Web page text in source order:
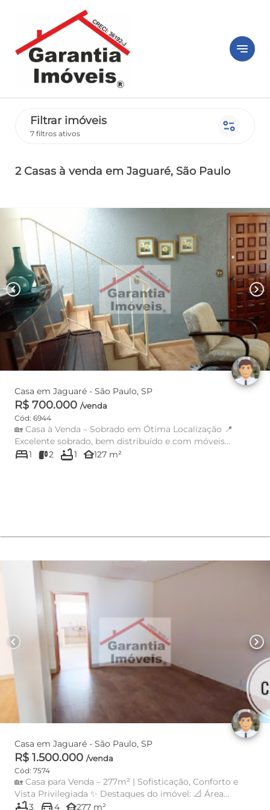
notes
Filtrar imóveis
7 filtros ativos page_info
2 Casas à venda em Jaguaré, São Paulo
chevron_left chevron_right
Casa em Jaguaré - São Paulo, SP
R$ 700.000 /venda
Cód: 6944
🏡 Casa à Venda – Sobrado em Ótima Localização 📍
Excelente sobrado, bem distribuído e com móveis
planejados: 🛏️ 1 s...
bed1 2 bathtub1 other_houses127 m²
chevron_left chevron_right
Casa em Jaguaré - São Paulo, SP
R$ 1.500.000 /venda
Cód: 7574
🏡 Casa para Venda – 277m² | Sofisticação, Conforto e
Vista Privilegiada ✨ Destaques do imóvel: 📐 Área
construída de ...
3 4 other_houses277 m²